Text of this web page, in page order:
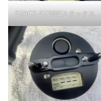
STACK-ST3802スタックスピードメーター